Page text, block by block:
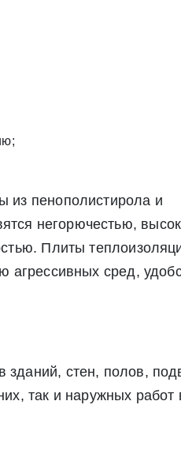
из пенополистирола и
негорючестью,
Плиты
сред,
стен, полов,
так и наружных
данных в
на информационную
в соответствии со